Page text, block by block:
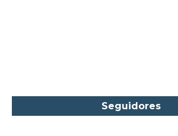
Caroline Linden
Seguidores